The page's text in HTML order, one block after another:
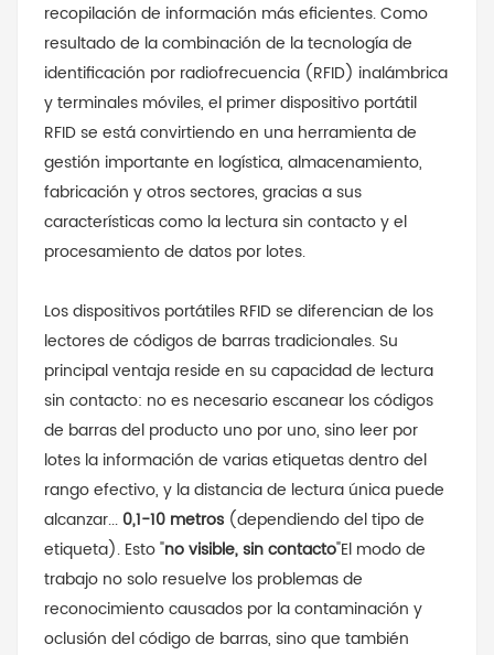
recopilación de información más eficientes. Como
resultado de la combinación de la tecnología de
identificación por radiofrecuencia (RFID) inalámbrica
y terminales móviles, el primer dispositivo portátil
RFID se está convirtiendo en una herramienta de
gestión importante en logística, almacenamiento,
fabricación y otros sectores, gracias a sus
características como la lectura sin contacto y el
procesamiento de datos por lotes.
Los dispositivos portátiles RFID se diferencian de los
lectores de códigos de barras tradicionales. Su
principal ventaja reside en su capacidad de lectura
sin contacto: no es necesario escanear los códigos
de barras del producto uno por uno, sino leer por
lotes la información de varias etiquetas dentro del
rango efectivo, y la distancia de lectura única puede
alcanzar... 0,1-10 metros (dependiendo del tipo de
etiqueta). Esto "no visible, sin contacto"El modo de
trabajo no solo resuelve los problemas de
reconocimiento causados ​​por la contaminación y
oclusión del código de barras, sino que también